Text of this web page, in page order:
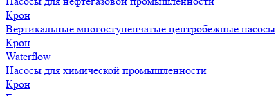
Крон
Вертикальные многоступенчатые центробежные насосы
Крон
Waterflow
Насосы для химической промышленности
Крон